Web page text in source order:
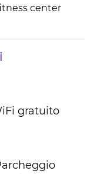
center
gratuito